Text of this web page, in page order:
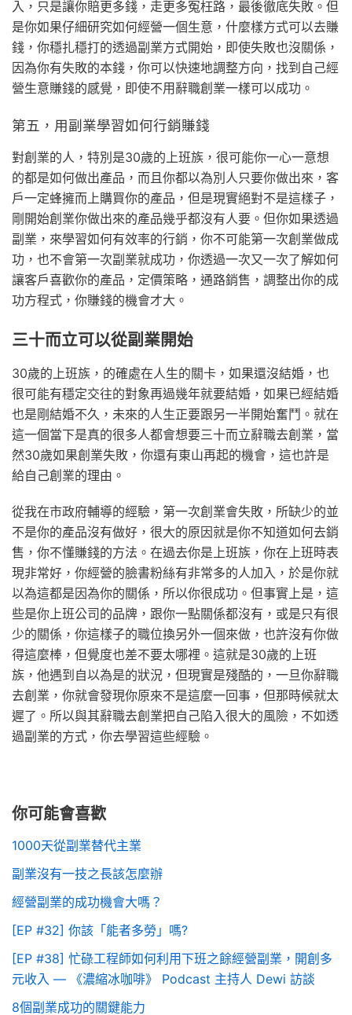
入，只是讓你賠更多錢，走更多冤枉路，最後徹底失敗。但
是你如果仔細研究如何經營一個生意，什麼樣方式可以去賺
錢，你穩扎穩打的透過副業方式開始，即使失敗也沒關係，
因為你有失敗的本錢，你可以快速地調整方向，找到自己經
營生意賺錢的感覺，即使不用辭職創業一樣可以成功。
第五，用副業學習如何行銷賺錢
對創業的人，特別是30歲的上班族，很可能你一心一意想
的都是如何做出產品，而且你都以為別人只要你做出來，客
戶一定蜂擁而上購買你的產品，但是現實絕對不是這樣子，
剛開始創業你做出來的產品幾乎都沒有人要。但你如果透過
副業，來學習如何有效率的行銷，你不可能第一次創業做成
功，也不會第一次副業就成功，你透過一次又一次了解如何
讓客戶喜歡你的產品，定價策略，通路銷售，調整出你的成
功方程式，你賺錢的機會才大。
三十而立可以從副業開始
30歲的上班族，的確處在人生的關卡，如果還沒結婚，也
很可能有穩定交往的對象再過幾年就要結婚，如果已經結婚
也是剛結婚不久，未來的人生正要跟另一半開始奮鬥。就在
這一個當下是真的很多人都會想要三十而立辭職去創業，當
然30歲如果創業失敗，你還有東山再起的機會，這也許是
給自己創業的理由。
從我在市政府輔導的經驗，第一次創業會失敗，所缺少的並
不是你的產品沒有做好，很大的原因就是你不知道如何去銷
售，你不懂賺錢的方法。在過去你是上班族，你在上班時表
現非常好，你經營的臉書粉絲有非常多的人加入，於是你就
以為這都是因為你的關係，所以你很成功。但事實上是，這
些是你上班公司的品牌，跟你一點關係都沒有，或是只有很
少的關係，你這樣子的職位換另外一個來做，也許沒有你做
得這麼棒，但覺度也差不要太哪裡。這就是30歲的上班
族，他遇到自以為是的狀況，但現實是殘酷的，一旦你辭職
去創業，你就會發現你原來不是這麼一回事，但那時候就太
遲了。所以與其辭職去創業把自己陷入很大的風險，不如透
過副業的方式，你去學習這些經驗。
你可能會喜歡
1000天從副業替代主業
副業沒有一技之長該怎麼辦
經營副業的成功機會大嗎？
[EP #32] 你該「能者多勞」嗎?
[EP #38] 忙碌工程師如何利用下班之餘經營副業，開創多
元收入 — 《濃縮冰咖啡》 Podcast 主持人 Dewi 訪談
8個副業成功的關鍵能力